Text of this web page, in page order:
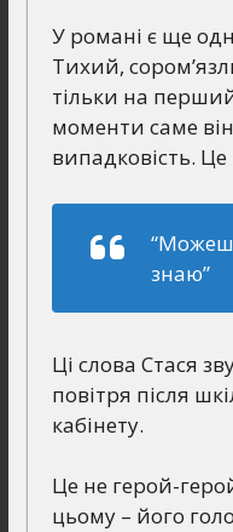
У романі є ще
Тихий,
тільки на
моменти саме
випадковість. Це
“Можеш
знаю”
Ці слова Стася
повітря після
кабінету.
Це не герой-
цьому – його